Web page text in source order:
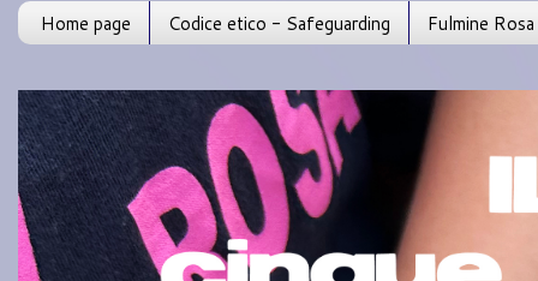
Home page Codice etico - Safeguarding Fulmine Rosa